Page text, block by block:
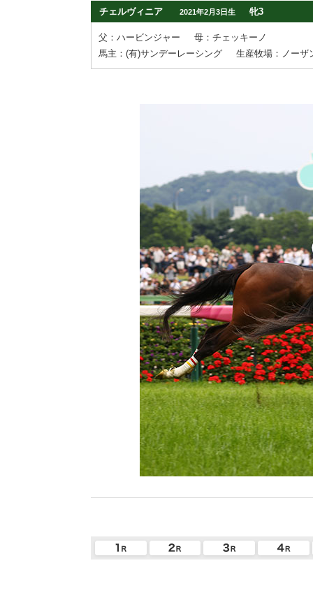
チェルヴィニア
2021年2月3日生 牝3
父：ハービンジャー
母：チェッキーノ
馬主：(有)サンデーレーシング
生産牧場：ノーザ